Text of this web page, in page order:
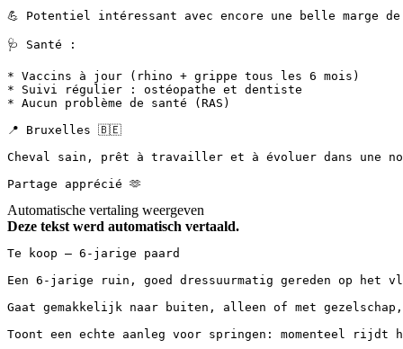
💪 Potentiel intéressant avec encore une belle marge
🩺 Santé :
* Vaccins à jour (rhino + grippe tous les 6 mois)
* Suivi régulier : ostéopathe et dentiste
* Aucun problème de santé (RAS)
📍 Bruxelles 🇧🇪
Cheval sain, prêt à travailler et à évoluer dans une
Partage apprécié 🫶
Automatische vertaling weergeven
Deze tekst werd automatisch vertaald.
Te koop – 6-jarige paard
Een 6-jarige ruin, goed dressuurmatig gereden op het
Gaat gemakkelijk naar buiten, alleen of met gezelschap,
Toont een echte aanleg voor springen: momenteel